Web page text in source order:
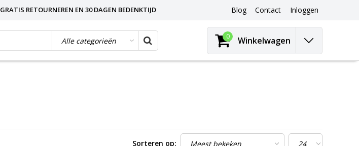
GRATIS RETOURNEREN EN 30 DAGEN BEDENKTIJD Blog Contact Inloggen
0 Winkelwagen
Sorteren op: